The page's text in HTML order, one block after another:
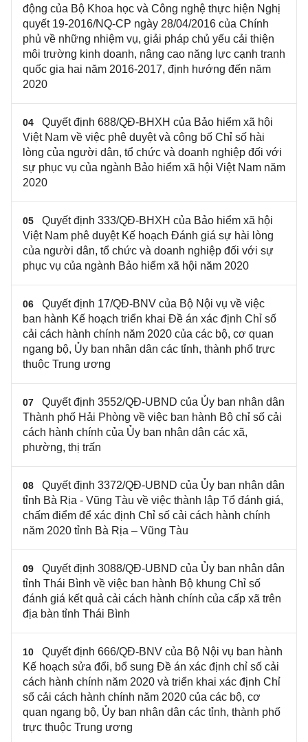
động của Bộ Khoa học và Công nghệ thực hiện Nghị
quyết 19-2016/NQ-CP ngày 28/04/2016 của Chính
phủ về những nhiệm vụ, giải pháp chủ yếu cải thiện
môi trường kinh doanh, nâng cao năng lực cạnh tranh
quốc gia hai năm 2016-2017, định hướng đến năm
2020
04
Quyết định 688/QĐ-BHXH của Bảo hiểm xã hội
Việt Nam về việc phê duyệt và công bố Chỉ số hài
lòng của người dân, tổ chức và doanh nghiệp đối với
sự phục vụ của ngành Bảo hiểm xã hội Việt Nam năm
2020
05
Quyết định 333/QĐ-BHXH của Bảo hiểm xã hội
Việt Nam phê duyệt Kế hoạch Đánh giá sự hài lòng
của người dân, tổ chức và doanh nghiệp đối với sự
phục vụ của ngành Bảo hiểm xã hội năm 2020
06
Quyết định 17/QĐ-BNV của Bộ Nội vụ về việc
ban hành Kế hoạch triển khai Đề án xác định Chỉ số
cải cách hành chính năm 2020 của các bộ, cơ quan
ngang bộ, Ủy ban nhân dân các tỉnh, thành phố trực
thuộc Trung ương
07
Quyết định 3552/QĐ-UBND của Ủy ban nhân dân
Thành phố Hải Phòng về việc ban hành Bộ chỉ số cải
cách hành chính của Ủy ban nhân dân các xã,
phường, thị trấn
08
Quyết định 3372/QĐ-UBND của Ủy ban nhân dân
tỉnh Bà Rịa - Vũng Tàu về việc thành lập Tổ đánh giá,
chấm điểm để xác định Chỉ số cải cách hành chính
năm 2020 tỉnh Bà Rịa – Vũng Tàu
09
Quyết định 3088/QĐ-UBND của Ủy ban nhân dân
tỉnh Thái Bình về việc ban hành Bộ khung Chỉ số
đánh giá kết quả cải cách hành chính của cấp xã trên
địa bàn tỉnh Thái Bình
10
Quyết định 666/QĐ-BNV của Bộ Nội vụ ban hành
Kế hoạch sửa đổi, bổ sung Đề án xác định chỉ số cải
cách hành chính năm 2020 và triển khai xác định Chỉ
số cải cách hành chính năm 2020 của các bộ, cơ
quan ngang bộ, Ủy ban nhân dân các tỉnh, thành phố
trực thuộc Trung ương